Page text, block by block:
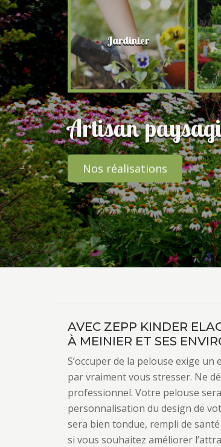
Jardinier
Artisan
Nos réalisations
AVEC ZEPP KINDER
À MEINIER ET SES
S’occuper de la pelouse exige
par vraiment vous stresser. Ne
professionnel. Votre pelouse
personnalisation du design de
sera bien tondue, rempli de
si vous souhaitez améliorer